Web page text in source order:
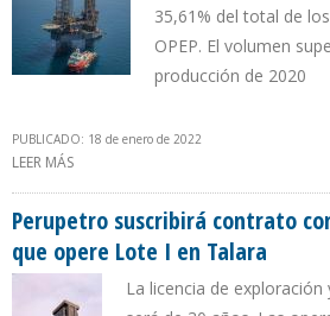
35,61% del total de
OPEP. El volumen
producción de 2020
PUBLICADO: 18 de enero de 2022
LEER MÁS
Perupetro suscribirá contrato
que opere Lote I en Talara
La licencia de